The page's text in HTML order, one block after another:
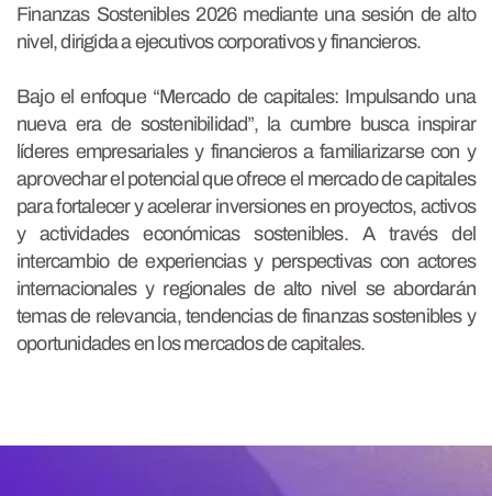
Finanzas Sostenibles 2026 mediante una sesión de alto
nivel, dirigida a ejecutivos corporativos y financieros.
Bajo el enfoque “Mercado de capitales: Impulsando una
nueva era de sostenibilidad”, la cumbre busca inspirar
líderes empresariales y financieros a familiarizarse con y
aprovechar el potencial que ofrece el mercado de capitales
para fortalecer y acelerar inversiones en proyectos, activos
y actividades económicas sostenibles. A través del
intercambio de experiencias y perspectivas con actores
internacionales y regionales de alto nivel se abordarán
temas de relevancia, tendencias de finanzas sostenibles y
oportunidades en los mercados de capitales.